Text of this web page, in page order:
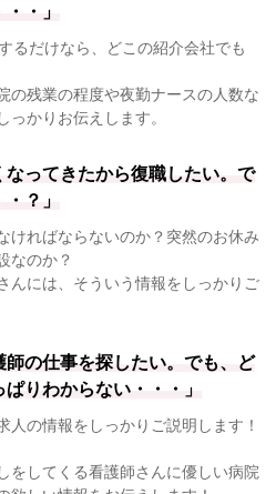
・」
るだけなら、どこの紹介会社でも
の残業の程度や夜勤ナースの人数な
っかりお伝えします。
なってきたから復職したい。で
？」
ければならないのか？突然のお休み
なのか？
んには、そういう情報をしっかりご
師の仕事を探したい。でも、ど
りわからない・・・」
人の情報をしっかりご説明します！
をしてくる看護師さんに優しい病院